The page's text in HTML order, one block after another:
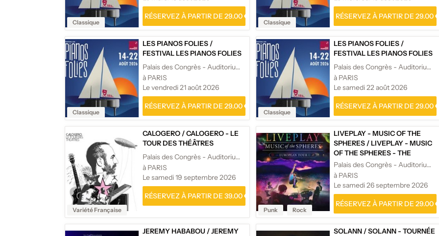
Classique
RÉSERVEZ À PARTIR DE 29.00 €
Classique
RÉSERVEZ À PARTIR DE 29.00
Classique
LES PIANOS FOLIES /
FESTIVAL LES PIANOS FOLIES
Palais des Congrès - Auditorium Maurice Ravel
à PARIS
Le vendredi 21 août 2026
RÉSERVEZ À PARTIR DE 29.00 €
Classique
LES PIANOS FOLIES /
FESTIVAL LES PIANOS FOLIES
Palais des Congrès - Auditorium Maurice Ravel
à PARIS
Le samedi 22 août 2026
RÉSERVEZ À PARTIR DE 29.00
Variété Française
CALOGERO /CALOGERO - LE
TOUR DES THÉÂTRES
Palais des Congrès - Auditorium Maurice Ravel
à PARIS
Le samedi 19 septembre 2026
RÉSERVEZ À PARTIR DE 39.00 €
Punk Rock
LIVEPLAY - MUSIC OF THE
SPHERES /LIVEPLAY - MUSIC
OF THE SPHERES - THE
COLDPLAY EXPERIENCE
Palais des Congrès - Auditorium Maurice Ravel
à PARIS
Le samedi 26 septembre 2026
RÉSERVEZ À PARTIR DE 29.00
JEREMY HABABOU /JEREMY
SOLANN /SOLANN - TOURNÉE